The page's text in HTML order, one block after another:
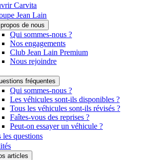
Carvita
Jean Lain
de nous
Qui sommes-nous ?
Nos engagements
Club Jean Lain Premium
Nous rejoindre
fréquentes
Qui sommes-nous ?
Les véhicules sont-ils disponibles ?
Tous les véhicules sont-ils révisés ?
Faîtes-vous des reprises ?
Peut-on essayer un véhicule ?
les questions
articles